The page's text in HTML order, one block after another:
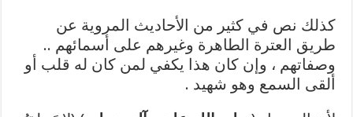
كذلك نص في كثير من الأحاديث المروية عن
طريق العترة الطاهرة وغيرهم على أسمائهم ..
وصفاتهم ، وإن كان هذا يكفي لمن كان له قلب أو
ألقى السمع وهو شهيد .